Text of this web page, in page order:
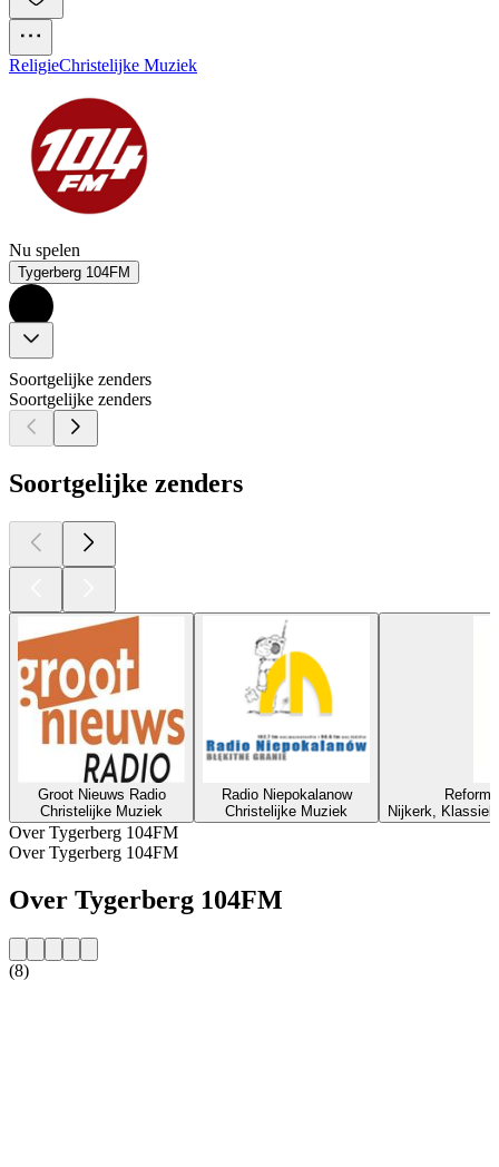
ReligieChristelijke Muziek
Nu spelen
Tygerberg 104FM
Soortgelijke zenders
Soortgelijke zenders
Soortgelijke zenders
Groot Nieuws Radio
Christelijke Muziek
Radio Niepokalanow
Christelijke Muziek
Nijkerk,
Over Tygerberg 104FM
Over Tygerberg 104FM
Over Tygerberg 104FM
(8)